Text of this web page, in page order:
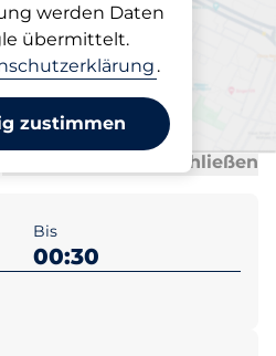
werden Daten
übermittelt.
.
zustimmen
am Standort
Alle schließen
Bis
00:30